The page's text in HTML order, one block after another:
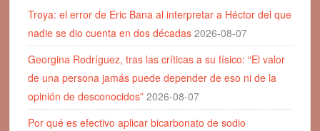
Troya: el error de Eric Bana al interpretar a Héctor del que
nadie se dio cuenta en dos décadas 2026-08-07
Georgina Rodríguez, tras las críticas a su físico: “El valor
de una persona jamás puede depender de eso ni de la
opinión de desconocidos” 2026-08-07
Por qué es efectivo aplicar bicarbonato de sodio